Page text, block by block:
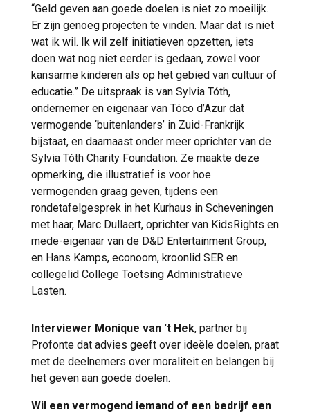
“Geld geven aan goede doelen is niet zo moeilijk.
Er zijn genoeg projecten te vinden. Maar dat is niet
wat ik wil. Ik wil zelf initiatieven opzetten, iets
doen wat nog niet eerder is gedaan, zowel voor
kansarme kinderen als op het gebied van cultuur of
educatie.” De uitspraak is van Sylvia Tóth,
ondernemer en eigenaar van Tóco d’Azur dat
vermogende ‘buitenlanders’ in Zuid-Frankrijk
bijstaat, en daarnaast onder meer oprichter van de
Sylvia Tóth Charity Foundation. Ze maakte deze
opmerking, die illustratief is voor hoe
vermogenden graag geven, tijdens een
rondetafelgesprek in het Kurhaus in Scheveningen
met haar, Marc Dullaert, oprichter van KidsRights en
mede-eigenaar van de D&D Entertainment Group,
en Hans Kamps, econoom, kroonlid SER en
collegelid College Toetsing Administratieve
Lasten.
Interviewer Monique van 't Hek, partner bij
Profonte dat advies geeft over ideële doelen, praat
met de deelnemers over moraliteit en belangen bij
het geven aan goede doelen.
Wil een vermogend iemand of een bedrijf een